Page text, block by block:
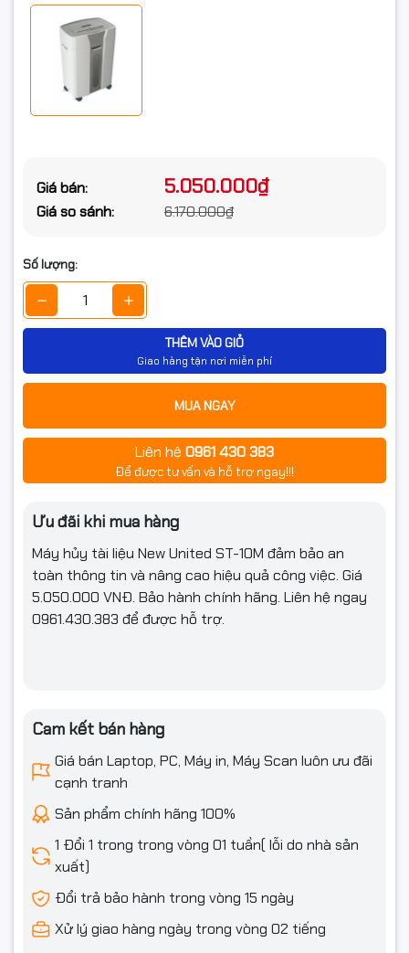
Giá bán: 5.050.000₫
Giá so sánh: 6.170.000₫
Số lượng:
THÊM VÀO GIỎ
Giao hàng tận nơi miễn phí
MUA NGAY
Liên hệ 0961 430 383
Để được tư vấn và hỗ trợ ngay!!!
Ưu đãi khi mua hàng
Máy hủy tài liệu New United ST-10M đảm bảo an
toàn thông tin và nâng cao hiệu quả công việc. Giá
5.050.000 VNĐ. Bảo hành chính hãng. Liên hệ ngay
0961.430.383 để được hỗ trợ.
Cam kết bán hàng
Giá bán Laptop, PC, Máy in, Máy Scan luôn ưu đãi
cạnh tranh
Sản phẩm chính hãng 100%
1 Đổi 1 trong trong vòng 01 tuần( lỗi do nhà sản
xuất)
Đổi trả bảo hành trong vòng 15 ngày
Xử lý giao hàng ngày trong vòng 02 tiếng
Công nghệ Đức / Xuất xứ Trung Quốc